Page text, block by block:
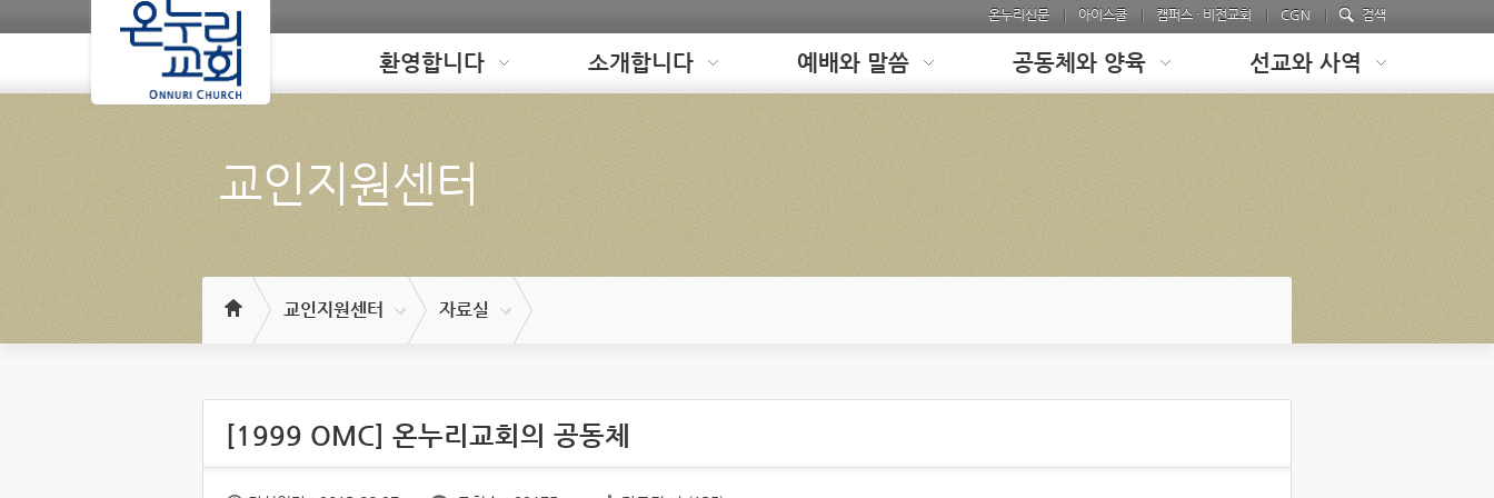
온누리신문 아이스쿨 캠퍼스 · 비전교회 CGN 검색
Loading 환영합니다 소개합니다 예배와 말씀 공동체와 양육 선교와 사역
교인지원센터
교인지원센터 자료실
[1999 OMC] 온누리교회의 공동체